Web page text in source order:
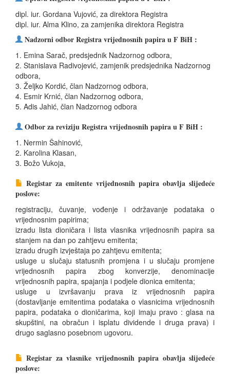
dipl. iur. Gordana Vujović, za direktora Registra
dipl. iur. Alma Klino, za zamjenika direktora Registra
 Nadzorni odbor Registra vrijednosnih papira u F BiH :
1. Emina Sarač, predsjednik Nadzornog odbora,
2. Stanislava Radivojević, zamjenik predsjednika Nadzornog
odbora,
3. Željko Kordić, član Nadzornog odbora,
4. Esmir Krnić, član Nadzornog odbora,
5. Adis Jahić, član Nadzornog odbora
 Odbor za reviziju Registra vrijednosnih papira u F BiH :
1. Nermin Šahinović,
2. Karolina Klasan,
3. Božo Vukoja,
 Registar za emitente vrijednosnih papira obavlja slijedeće
poslove:
registraciju, čuvanje, vođenje i održavanje podataka o
vrijednosnim papirima;
izradu lista dioničara i lista vlasnika vrijednosnih papira sa
stanjem na dan po zahtjevu emitenta;
izradu drugih izvještaja po zahtjevu emitenta;
usluge u slučaju statusnih promjena i u slučaju promjene
vrijednosnih papira zbog konverzije, denominacije
vrijednosnih papira, spajanja i podjele dionica emitenta;
usluge u izvršavanju prava iz vrijednosnih papira
(dostavljanje emitentima podataka o vlasnicima vrijednosnih
papira, podataka o dioničarima, koji imaju pravo : glasa na
skupštini, na obračun i isplatu dividende i druga prava) i
drugo saglasno posebnom ugovoru.
 Registar za vlasnike vrijednosnih papira obavlja slijedeće
poslove: